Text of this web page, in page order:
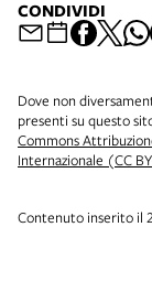
CONDIVIDI
Dove non
presenti su questo
Commons
Internazionale (CC
Contenuto inserito il